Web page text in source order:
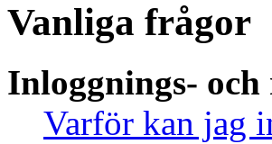
Vanliga frågor
Inloggnings-
Varför kan jag